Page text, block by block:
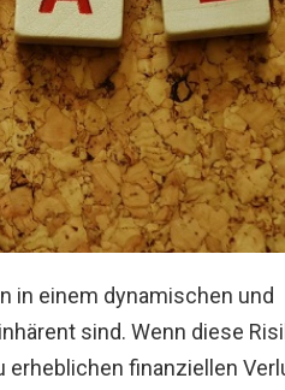
in einem dynamischen und
sind. Wenn diese
finanziellen